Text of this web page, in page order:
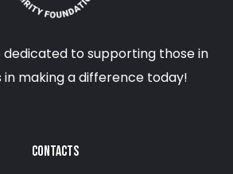
dedicated to supporting those in
in making a difference today!
CONTACTS